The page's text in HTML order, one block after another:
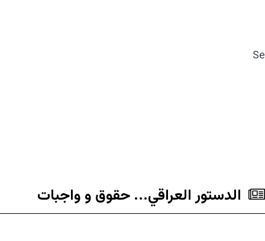
الدستور العراقي... حقوق و واجبات